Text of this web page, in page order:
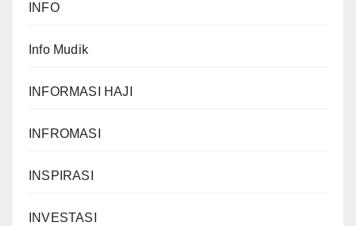
INFO
Info Mudik
INFORMASI HAJI
INFROMASI
INSPIRASI
INVESTASI